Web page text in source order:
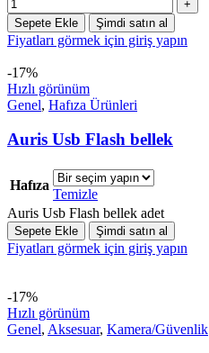
Sepete Ekle Şimdi satın al
Fiyatları görmek için giriş yapın
-17%
Hızlı görünüm
Genel, Hafıza Ürünleri
Auris Usb Flash bellek
Hafıza
Temizle
Auris Usb Flash bellek adet
Sepete Ekle Şimdi satın al
Fiyatları görmek için giriş yapın
-17%
Hızlı görünüm
Genel, Aksesuar, Kamera/Güvenlik